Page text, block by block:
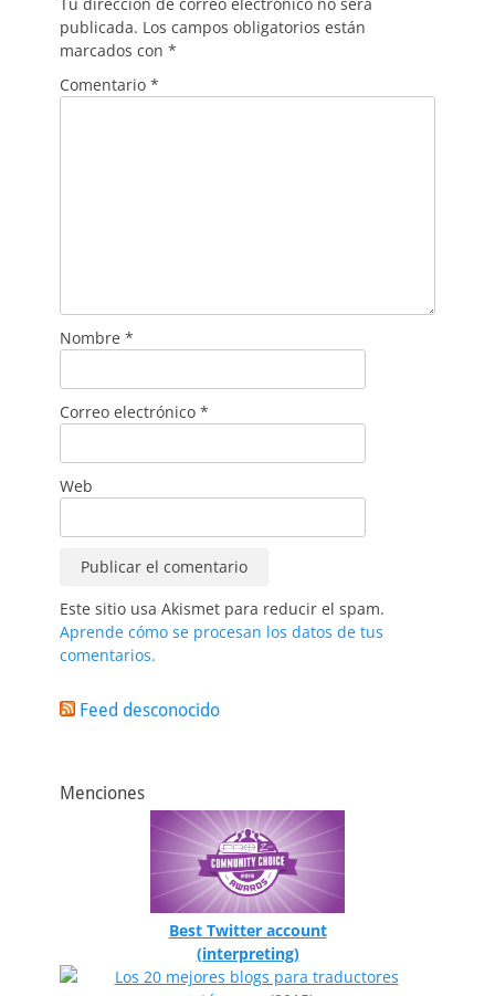
publicada. Los campos obligatorios están
marcados con *
Comentario *
Nombre *
Correo electrónico *
Web
Este sitio usa Akismet para reducir el spam.
Aprende cómo se procesan los datos de tus
comentarios.
Feed desconocido
Menciones
Best Twitter account
(interpreting)